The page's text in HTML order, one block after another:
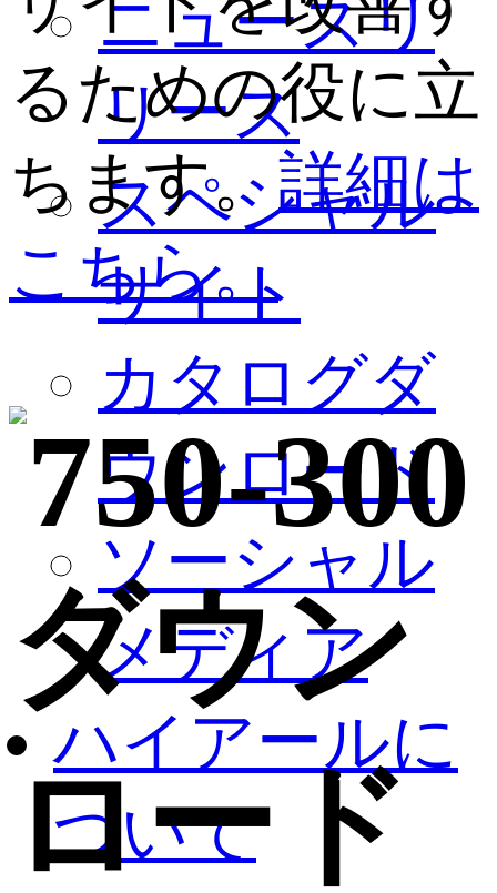
ニュースリ
リース
スペシャル
サイト
カタログダ
ウンロード
ソーシャル
メディア
ハイアールに
ついて
るための役に立
ちます。詳細は
こちら。
ダウン
ロード